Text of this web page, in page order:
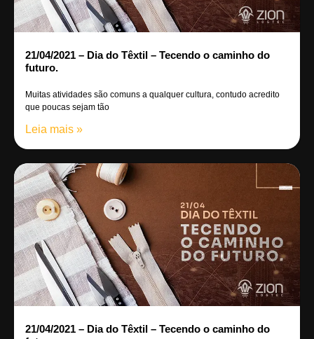
21/04/2021 – Dia do Têxtil – Tecendo o caminho do
futuro.
Muitas atividades são comuns a qualquer cultura, contudo acredito
que poucas sejam tão
Leia mais »
21/04/2021 – Dia do Têxtil – Tecendo o caminho do